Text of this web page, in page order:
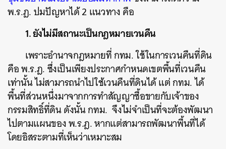
พ.ร.ฎ. ปมปัญหาได้ 2 แนวทาง คือ
1. ยังไม่มีสถานะเป็นกฎหมายเวนคืน
เพราะอำนาจกฎหมายที่ กทม. ใช้ในการเวนคืนที่ดิน
คือ พ.ร.ฎ. ซึ่งเป็นเพียงประกาศกำหนดเขตพื้นที่เวนคืน
เท่านั้น ไม่สามารถนำไปใช้เวนคืนที่ดินได้ แต่ กทม. ได้
พื้นที่ส่วนหนึ่งมาจากการทำสัญญาซื้อขายกับเจ้าของ
กรรมสิทธิ์ที่ดิน ดังนั้น กทม. จึงไม่จำเป็นที่จะต้องพัฒนา
ไปตามแผนของ พ.ร.ฎ. หากแต่สามารถพัฒนาพื้นที่ได้
โดยอิสระตามที่เห็นว่าเหมาะสม